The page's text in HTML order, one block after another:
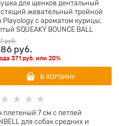
для щенков дентальный
жевательный тройной
Playology с ароматом курицы,
SQUEAKY BOUNCE BALL
руб.
руб.
371 руб. или20%
В КОРЗИНУ
плетеный 7 см с петлей
для собак средних и